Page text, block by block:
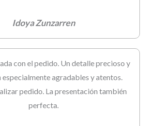
Idoya Zunzarren
con el pedido. Un detalle precioso y
especialmente agradables y atentos.
pedido. La presentación también
perfecta.